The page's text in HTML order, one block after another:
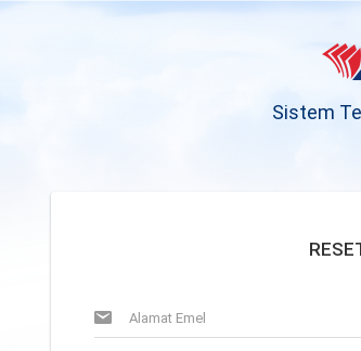
Sistem